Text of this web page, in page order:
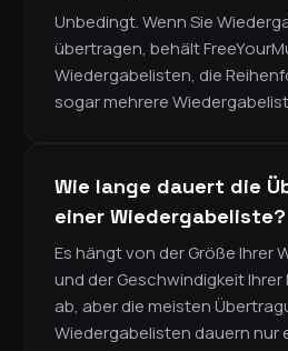
Unbedingt. Wenn Sie
übertragen, behält
Wiedergabelisten, die
sogar mehrere
Wie lange dauert die
einer Wiedergabeliste?
Es hängt von der Größe Ihrer
und der Geschwindigkeit
ab, aber die meisten
Wiedergabelisten dauern nur